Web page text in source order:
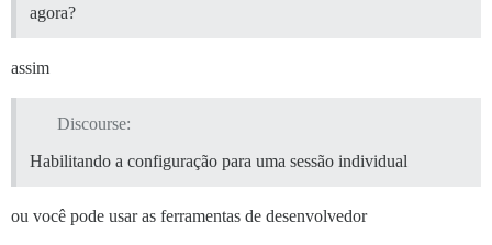
agora?
assim
Discourse:
Habilitando a configuração para uma sessão individual
ou você pode usar as ferramentas de desenvolvedor